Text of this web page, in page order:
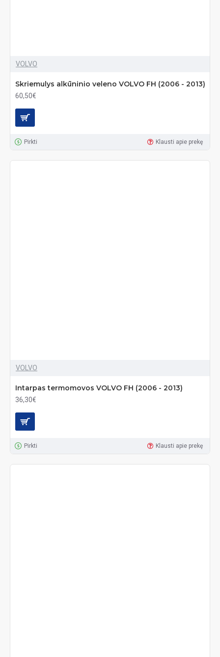
VOLVO
Skriemulys alkūninio veleno VOLVO FH (2006 - 2013)
60,50€
Pirkti Klausti apie prekę
VOLVO
Intarpas termomovos VOLVO FH (2006 - 2013)
36,30€
Pirkti Klausti apie prekę